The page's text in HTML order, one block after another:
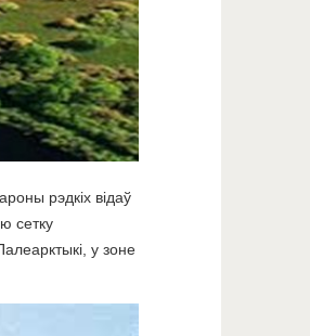
рэдкіх відаў
сетку
у зоне